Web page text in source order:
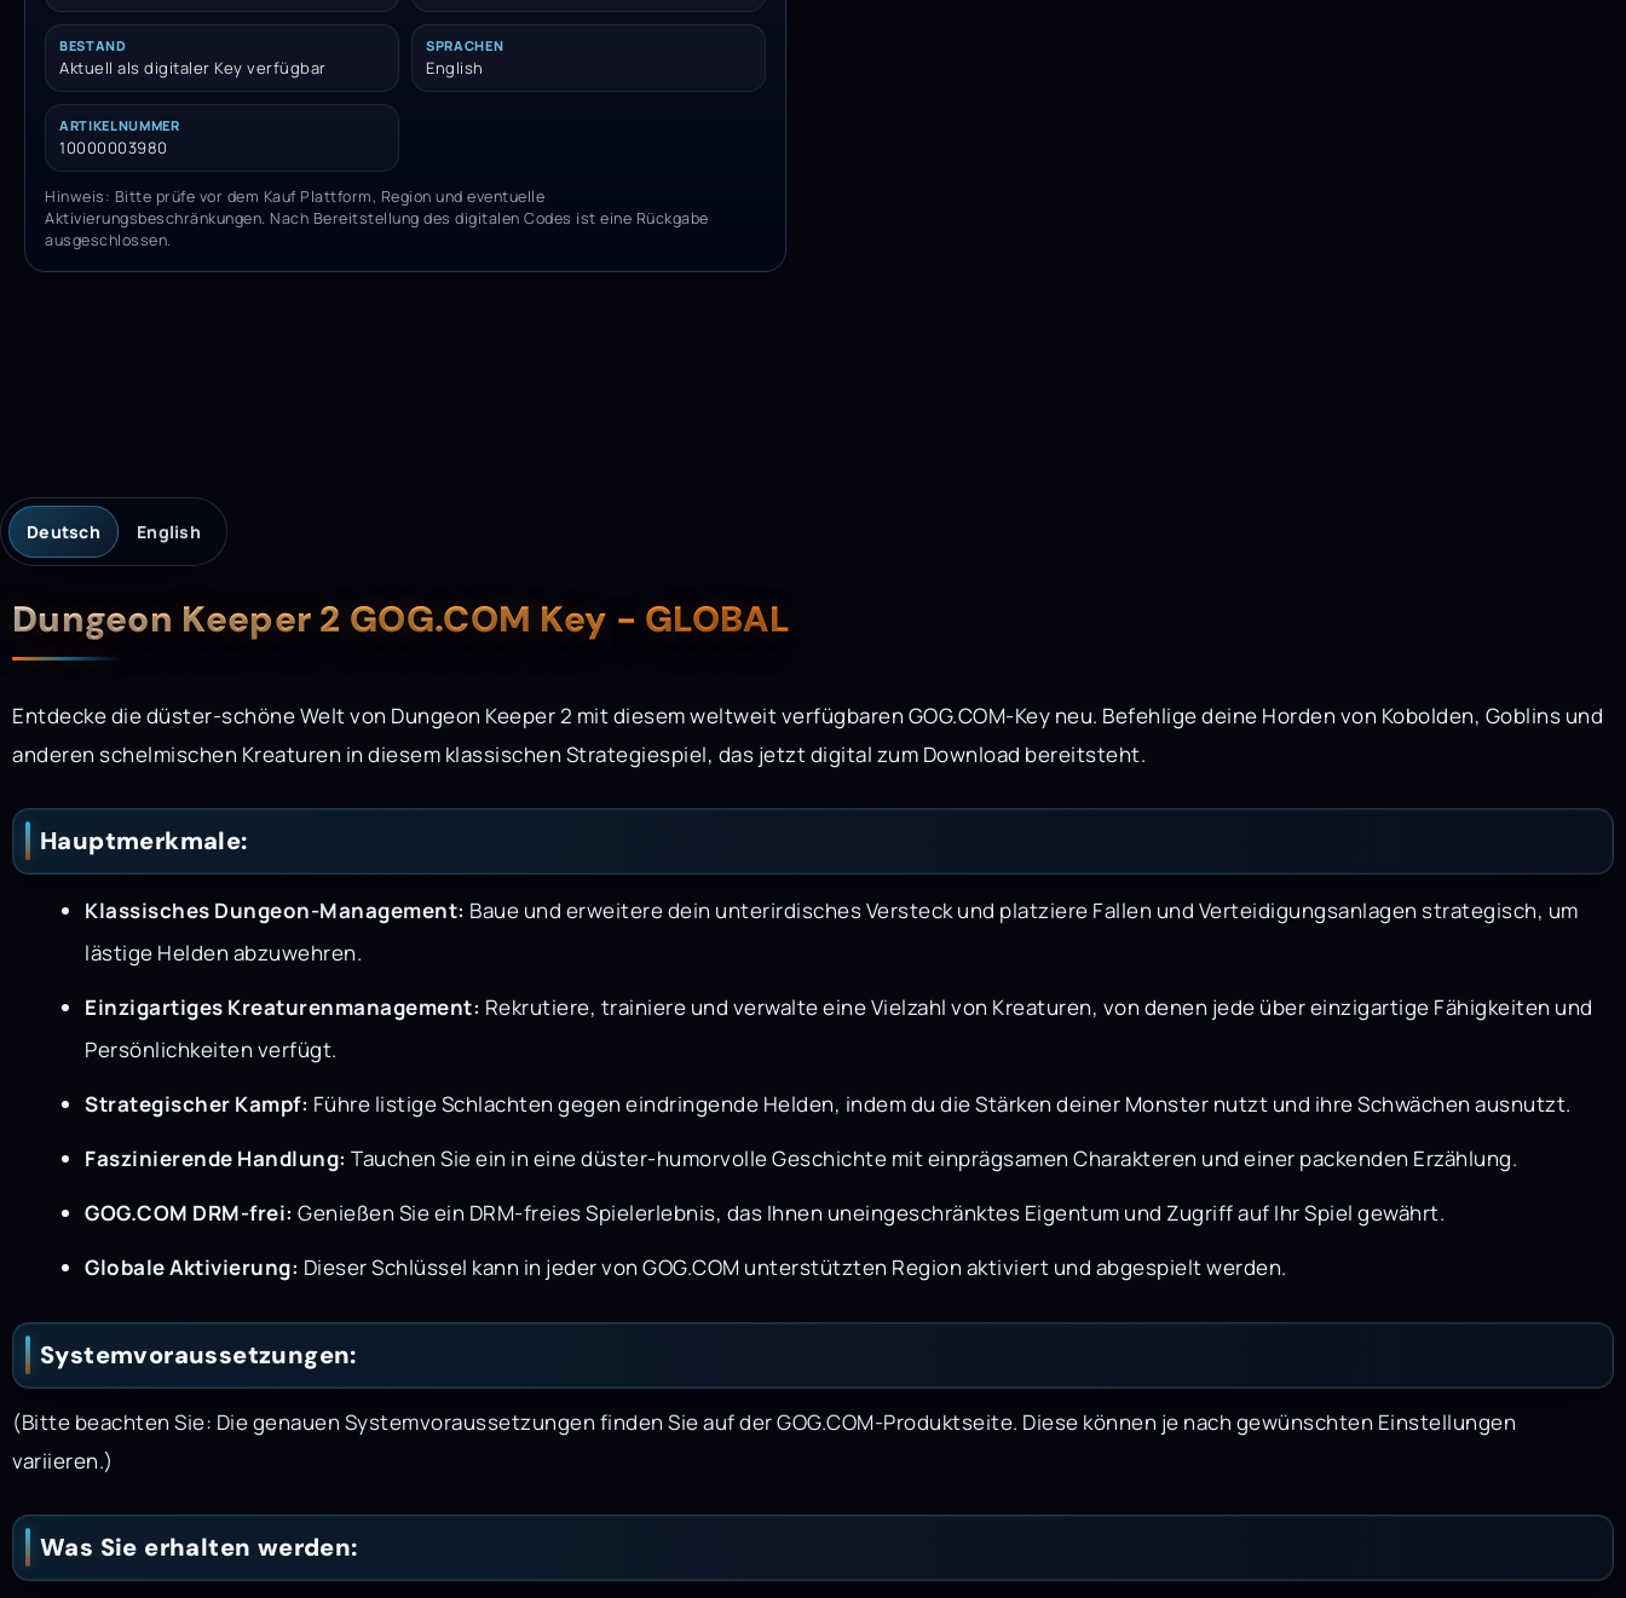
BESTAND
Aktuell als digitaler Key verfügbar
SPRACHEN
English
ARTIKELNUMMER
10000003980
Hinweis: Bitte prüfe vor dem Kauf Plattform, Region und eventuelle
Aktivierungsbeschränkungen. Nach Bereitstellung des digitalen Codes ist eine Rückgabe
ausgeschlossen.
Deutsch English
Beschreibung
Dungeon Keeper 2 GOG.COM Key - GLOBAL
Entdecke die düster-schöne Welt von Dungeon Keeper 2 mit diesem weltweit verfügbaren GOG.COM-Key neu. Befehlige deine Horden von Kobolden, Goblins und
anderen schelmischen Kreaturen in diesem klassischen Strategiespiel, das jetzt digital zum Download bereitsteht.
Hauptmerkmale:
Klassisches Dungeon-Management: Baue und erweitere dein unterirdisches Versteck und platziere Fallen und Verteidigungsanlagen strategisch, um
lästige Helden abzuwehren.
Einzigartiges Kreaturenmanagement: Rekrutiere, trainiere und verwalte eine Vielzahl von Kreaturen, von denen jede über einzigartige Fähigkeiten und
Persönlichkeiten verfügt.
Strategischer Kampf: Führe listige Schlachten gegen eindringende Helden, indem du die Stärken deiner Monster nutzt und ihre Schwächen ausnutzt.
Faszinierende Handlung: Tauchen Sie ein in eine düster-humorvolle Geschichte mit einprägsamen Charakteren und einer packenden Erzählung.
GOG.COM DRM-frei: Genießen Sie ein DRM-freies Spielerlebnis, das Ihnen uneingeschränktes Eigentum und Zugriff auf Ihr Spiel gewährt.
Globale Aktivierung: Dieser Schlüssel kann in jeder von GOG.COM unterstützten Region aktiviert und abgespielt werden.
Systemvoraussetzungen:
(Bitte beachten Sie: Die genauen Systemvoraussetzungen finden Sie auf der GOG.COM-Produktseite. Diese können je nach gewünschten Einstellungen
variieren.)
Was Sie erhalten werden: